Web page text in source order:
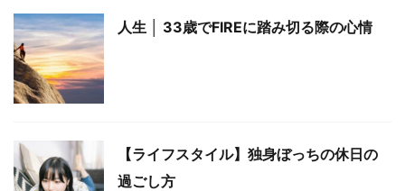
人生 │ 33歳でFIREに踏み切る際の心情
【ライフスタイル】独身ぼっちの休日の
過ごし方